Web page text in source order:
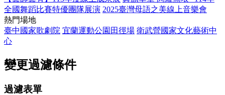
全國舞蹈比賽特優團隊展演 2025臺灣母語之美線上音樂會
熱門場地
臺中國家歌劇院 宜蘭運動公園田徑場 衛武營國家文化藝術中
心
變更過濾條件
過濾表單